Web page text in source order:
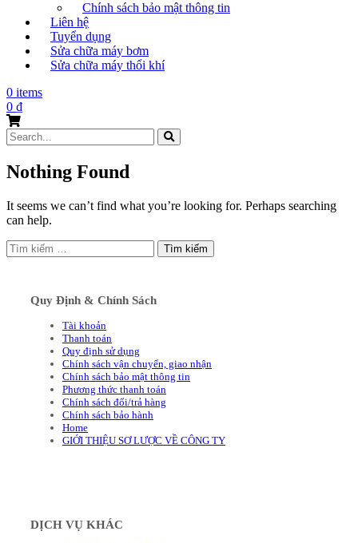
Chính sách bảo mật thông tin
Liên hệ
Tuyển dụng
Sửa chữa máy bơm
Sửa chữa máy thổi khí
0 items
0 ₫
Search
for:
Nothing Found
It seems we can’t find what you’re looking for. Perhaps searching
can help.
Tìm
kiếm
Quy Định & Chính Sách
Tài khoản
Thanh toán
Quy định sử dụng
Chính sách vận chuyển, giao nhận
Chính sách bảo mật thông tin
Phương thức thanh toán
Chính sách đổi/trả hàng
Chính sách bảo hành
Home
GIỚI THIỆU SƠ LƯỢC VỀ CÔNG TY
DỊCH VỤ KHÁC